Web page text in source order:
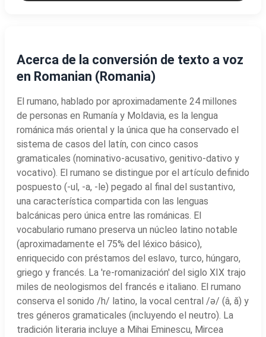
Acerca de la conversión de texto a voz
en Romanian (Romania)
El rumano, hablado por aproximadamente 24 millones
de personas en Rumanía y Moldavia, es la lengua
románica más oriental y la única que ha conservado el
sistema de casos del latín, con cinco casos
gramaticales (nominativo-acusativo, genitivo-dativo y
vocativo). El rumano se distingue por el artículo definido
pospuesto (-ul, -a, -le) pegado al final del sustantivo,
una característica compartida con las lenguas
balcánicas pero única entre las románicas. El
vocabulario rumano preserva un núcleo latino notable
(aproximadamente el 75% del léxico básico),
enriquecido con préstamos del eslavo, turco, húngaro,
griego y francés. La 're-romanización' del siglo XIX trajo
miles de neologismos del francés e italiano. El rumano
conserva el sonido /h/ latino, la vocal central /ə/ (â, ă) y
tres géneros gramaticales (incluyendo el neutro). La
tradición literaria incluye a Mihai Eminescu, Mircea